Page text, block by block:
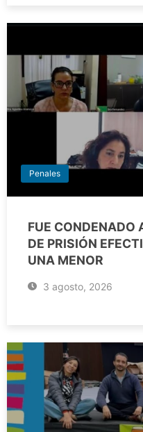
Penales
FUE CONDENADO
DE PRISIÓN
UNA MENOR
3 agosto, 2026